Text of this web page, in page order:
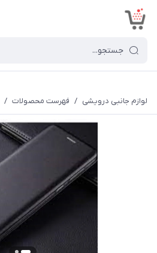
لوازم جانبی درویشی / فهرست محصولات /